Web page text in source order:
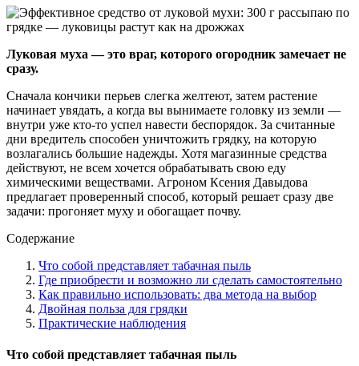
Луковая муха — это враг, которого огородник замечает не
сразу.
Сначала кончики перьев слегка желтеют, затем растение
начинает увядать, а когда вы вынимаете головку из земли —
внутри уже кто-то успел навести беспорядок. За считанные
дни вредитель способен уничтожить грядку, на которую
возлагались большие надежды. Хотя магазинные средства
действуют, не всем хочется обрабатывать свою еду
химическими веществами. Агроном Ксения Давыдова
предлагает проверенный способ, который решает сразу две
задачи: прогоняет муху и обогащает почву.
Содержание
Что собой представляет табачная пыль
Где приобрести и возможно ли сделать самостоятельно
Как правильно использовать: два метода на выбор
Двойная польза для грядки
Практические наблюдения
Что собой представляет табачная пыль